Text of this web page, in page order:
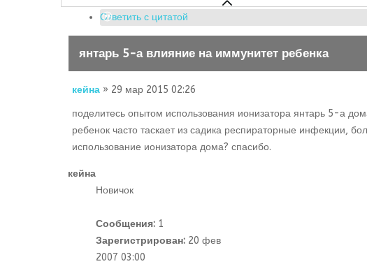
Ответить с цитатой
янтарь 5-а влияние на иммунитет ребенка
кейна » 29 мар 2015 02:26
поделитесь опытом использования ионизатора янтарь 5-а
ребенок часто таскает из садика респираторные инфекции,
использование ионизатора дома? спасибо.
кейна
Новичок
Сообщения: 1
Зарегистрирован: 20 фев
2007 03:00